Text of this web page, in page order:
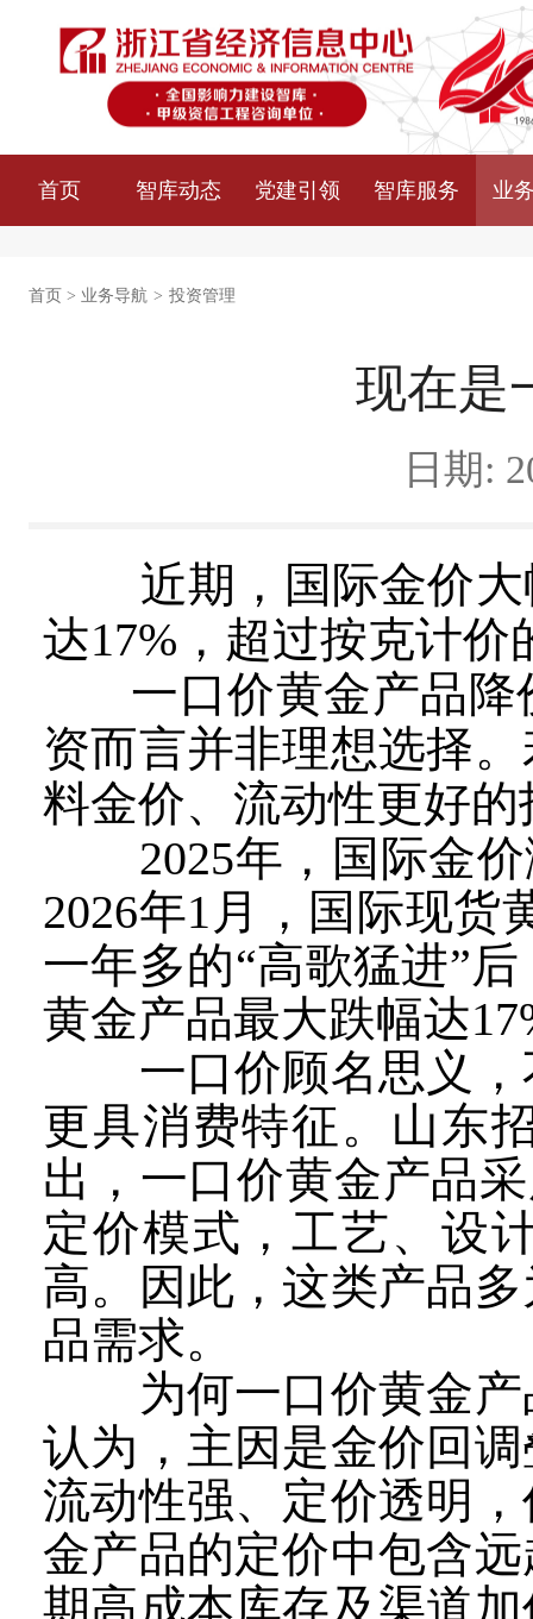
首页 智库动态 党建引领 智库服务 业
首页 > 业务导航 > 投资管理
现在是
日期:
近期，国际金价
达17%，超过按克计价
一口价黄金产品降
资而言并非理想选择
料金价、流动性更好
2025年，国际金价
2026年1月，国际现货
一年多的“高歌猛进”
黄金产品最大跌幅达
一口价顾名思义，
更具消费特征。山东
出，一口价黄金产品
定价模式，工艺、设
高。因此，这类产品
品需求。
为何一口价黄金产
认为，主因是金价回
流动性强、定价透明
金产品的定价中包含
期高成本库存及渠道